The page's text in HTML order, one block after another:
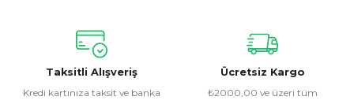
konularda yetersiz gördüğünüz noktaları öneri formunu
kullanarak tarafımıza iletebilirsiniz.
Görüş ve önerileriniz için teşekkür ederiz.
Taksitli Alışveriş
Kredi kartınıza taksit ve banka
Ücretsiz Kargo
₺2000,00 ve üzeri tüm